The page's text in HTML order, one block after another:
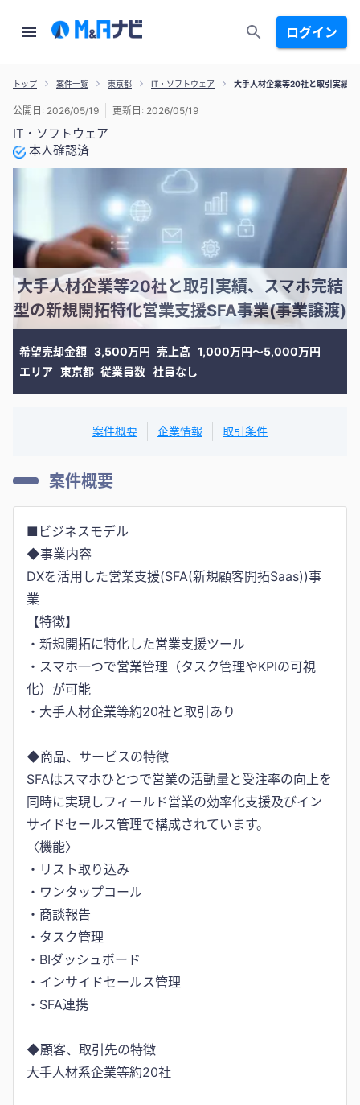
ログイン
トップ 案件一覧 東京都 IT・ソフトウェア 大手人材企業等20社と取引実績
IT・ソフトウェア
本人確認済
公開日: 2026/05/19 更新日: 2026/05/19
大手人材企業等20社と取引実績、スマホ完結
型の新規開拓特化営業支援SFA事業(事業譲渡)
希望売却金額 3,500万円 売上高 1,000万円〜5,000万円
エリア 東京都 従業員数 社員なし
案件概要 企業情報 取引条件
案件概要
■ビジネスモデル
◆事業内容
DXを活用した営業支援(SFA(新規顧客開拓Saas))事
業
【特徴】
・新規開拓に特化した営業支援ツール
・スマホ一つで営業管理（タスク管理やKPIの可視
化）が可能
・大手人材企業等約20社と取引あり
◆商品、サービスの特徴
SFAはスマホひとつで営業の活動量と受注率の向上を
同時に実現しフィールド営業の効率化支援及びイン
サイドセールス管理で構成されています。
〈機能〉
・リスト取り込み
・ワンタップコール
・商談報告
・タスク管理
・BIダッシュボード
・インサイドセールス管理
・SFA連携
◆顧客、取引先の特徴
大手人材系企業等約20社